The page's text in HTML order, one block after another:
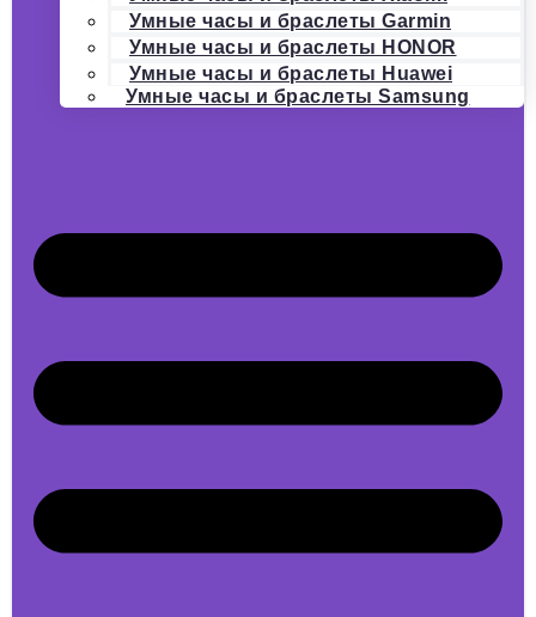
Умные часы и браслеты Garmin
Умные часы и браслеты HONOR
Умные часы и браслеты Huawei
Умные часы и браслеты Samsung